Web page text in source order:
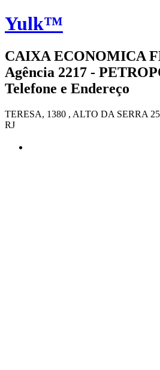
Yulk™
CAIXA ECONOMICA
Agência 2217 -
Telefone e Endereço
TERESA, 1380 , ALTO DA SERRA
RJ